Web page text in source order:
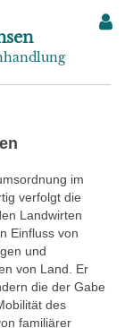
im
verfolgt die
Landwirten
Einfluss von
und
von Land. Er
die der Gabe
des
familiärer